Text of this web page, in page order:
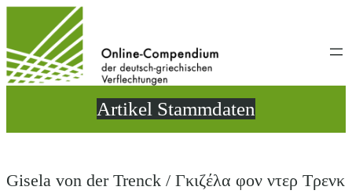
wechseln
Artikel Stammdaten
Gisela von der Trenck / Γκιζέλα φον ντερ Τρενκ